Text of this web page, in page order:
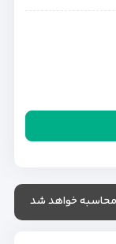
محاسبه خواهد شد